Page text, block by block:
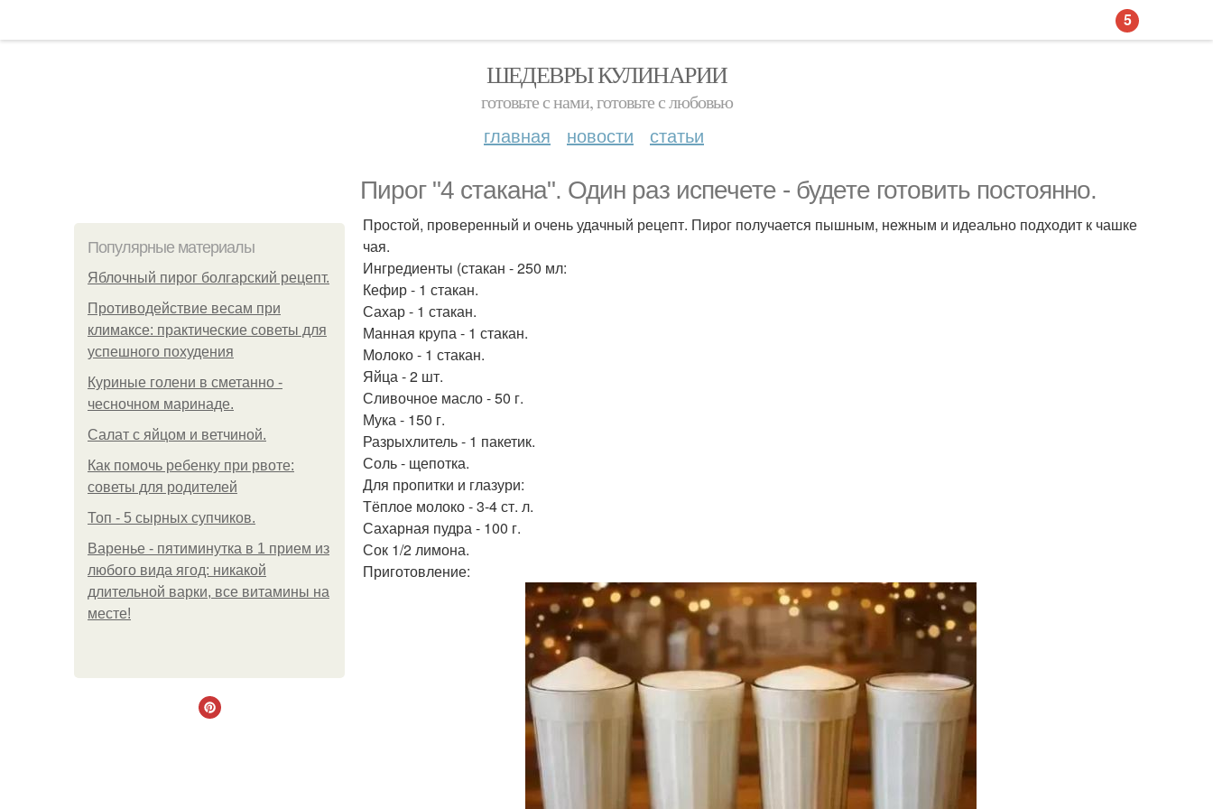
ШЕДЕВРЫ КУЛИНАРИИ
готовьте с нами, готовьте с любовью
главная новости статьи
Пирог "4 стaкана". Один раз испечете - будете готовить постоянно.
Популярные материалы
Яблочный пирог болгарский рецепт.
Противодействие весам при
климаксе: практические советы для
успешного похудения
Куриные голени в сметанно -
чесночном маринаде.
Салат с яйцом и ветчиной.
Как помочь ребенку при рвоте:
советы для родителей
Топ - 5 сырных супчиков.
Варенье - пятиминутка в 1 прием из
любого вида ягод: никакой
длительной варки, все витамины на
месте!
Простой, проверенный и очень удачный рецепт. Пирог получается пышным, нежным и идеально подходит к чашке
чая.
Ингредиенты (стакан - 250 мл:
Кефир - 1 стакан.
Сахар - 1 стакан.
Манная крупа - 1 стакан.
Молоко - 1 стакан.
Яйца - 2 шт.
Сливочное масло - 50 г.
Мука - 150 г.
Разрыхлитель - 1 пакетик.
Соль - щепотка.
Для пропитки и глазури:
Тёплое молоко - 3-4 ст. л.
Сахарная пудра - 100 г.
Сок 1/2 лимона.
Приготовление:
5